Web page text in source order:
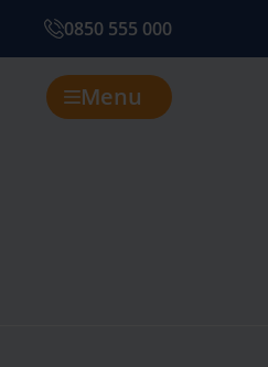
0850 555 000
Menu